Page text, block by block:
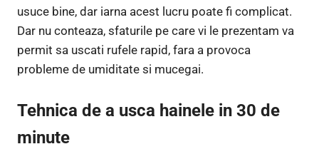
usuce bine, dar iarna acest lucru poate fi complicat.
Dar nu conteaza, sfaturile pe care vi le prezentam va
permit sa uscati rufele rapid, fara a provoca
probleme de umiditate si mucegai.
Tehnica de a usca hainele in 30 de
minute